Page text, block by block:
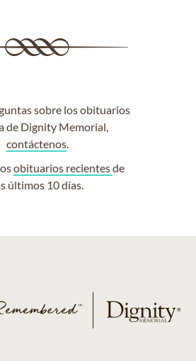
sobre los obituarios
de Dignity Memorial,
contáctenos.
obituarios recientesde
últimos 10 días.